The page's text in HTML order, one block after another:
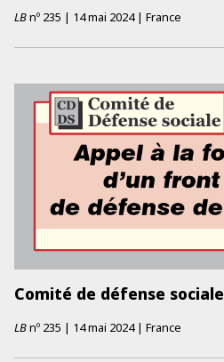
LBnº 235 | 14 mai 2024 | France
Comité de défense sociale
LBnº 235 | 14 mai 2024 | France